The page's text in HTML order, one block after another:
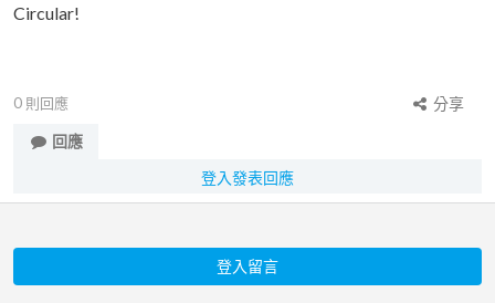
Circular!
0 則回應
分享
回應
登入發表回應
登入留言